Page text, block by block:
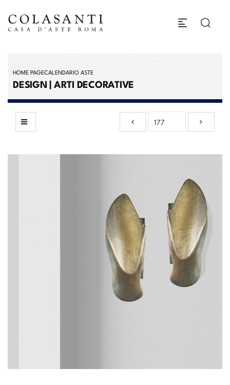
HOME PAGECALENDARIO ASTE
DESIGN | ARTI DECORATIVE